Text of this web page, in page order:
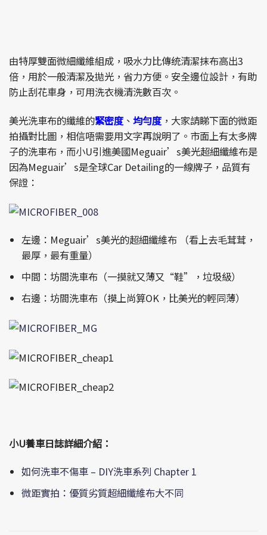
由特厚雙面微細纖維組成，吸水力比傳统清潔抹布高出3
倍，用於一般清潔及拋光，省力方便。安全邊位設計，有助
防止刮花車身，可用洗衣機清洗數百次。
美光洗車布的纖維的緊密度 、 均勻度 ，大家請睇下面的微距
拍攝對比圖，相信唔需要用文字再說明了。市面上有太多牌
子的洗車布，而小U引進美國Meguair’s美光超細纖維布是
因為Meguair’s是全球Car Detailing的一線牌子，品質有
保證：
左邊：Meguair’s美光的超細纖維布 （看上去毛茸茸，
最厚，最有重量）
中間：坊間洗車布（一摸就又薄又“鞋”，垃圾級）
右邊：坊間洗車布（摸上尚算OK，比美光的輕同薄）
小U養車日誌詳細介紹：
如何洗車不傷車 – DIY洗車系列 Chapter 1
微距實拍：優質劣質超細纖維布大不同